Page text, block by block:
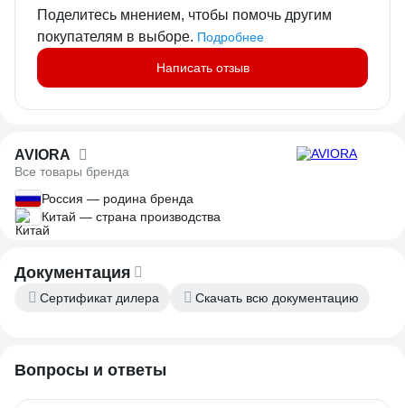
Поделитесь мнением, чтобы помочь другим
покупателям в выборе. Подробнее
Написать отзыв
AVIORA
Все товары бренда
Россия — родина бренда
Китай — страна производства
Документация
Сертификат дилера Скачать всю документацию
Вопросы и ответы